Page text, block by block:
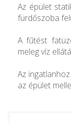
Az épület
fürdőszoba
A fűtést
meleg víz
Az
az épület